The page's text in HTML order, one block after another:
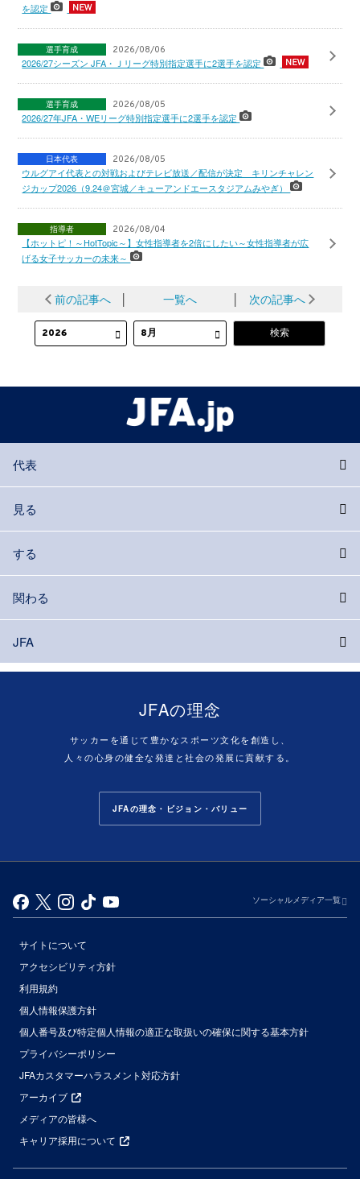
を認定
選手育成 2026/08/06
2026/27シーズン JFA・Ｊリーグ特別指定選手に2選手を認定
選手育成 2026/08/05
2026/27年JFA・WEリーグ特別指定選手に2選手を認定
日本代表 2026/08/05
ウルグアイ代表との対戦およびテレビ放送／配信が決定 キリンチャレン
ジカップ2026（9.24＠宮城／キューアンドエースタジアムみやぎ）
指導者 2026/08/04
【ホットピ！～HotTopic～】女性指導者を2倍にしたい～女性指導者が広
げる女子サッカーの未来～
前の記事へ │ 一覧へ │ 次の記事へ
代表
見る
する
関わる
JFA
JFAの理念
サッカーを通じて豊かなスポーツ文化を創造し、
人々の心身の健全な発達と社会の発展に貢献する。
JFAの理念・ビジョン・バリュー
ソーシャルメディア一覧
サイトについて
アクセシビリティ方針
利用規約
個人情報保護方針
個人番号及び特定個人情報の適正な取扱いの確保に関する基本方針
プライバシーポリシー
JFAカスタマーハラスメント対応方針
アーカイブ
メディアの皆様へ
キャリア採用について